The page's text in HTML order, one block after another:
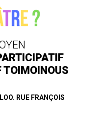
RUE FRANÇOIS